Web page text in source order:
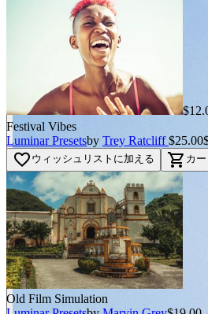
Festival Vibes
Luminar Presetsby Trey Ratcliff$25.00
favorite_border ウィッシュリストに加える shopping_cart カ
Old Film Simulation